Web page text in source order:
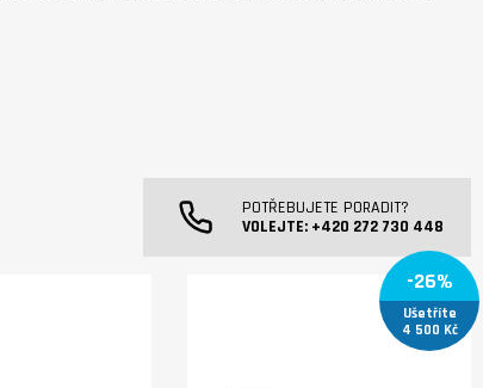
POTŘEBUJETE PORADIT?
VOLEJTE: +420 272 730 448
-26%
Ušetříte
4 500 Kč